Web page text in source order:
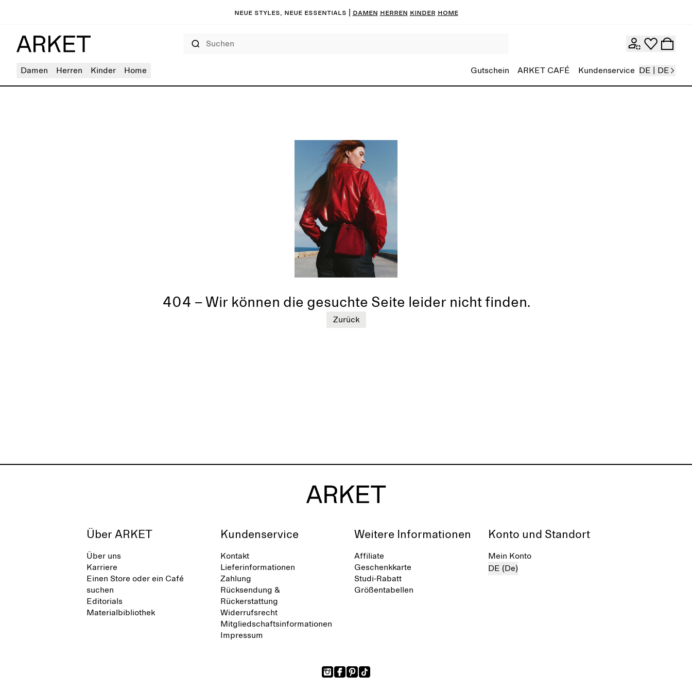
Neue Styles, neue Essentials | DAMEN HERREN KINDER HOME
Damen Herren Kinder Home Gutschein ARKET CAFÉ Kundenservice DE | DE
404 – Wir können die gesuchte Seite leider nicht finden.
Zurück
Über ARKET
Über uns
Karriere
Einen Store oder ein Café
suchen
Editorials
Materialbibliothek
Kundenservice
Kontakt
Lieferinformationen
Zahlung
Rücksendung &
Rückerstattung
Widerrufsrecht
Mitgliedschaftsinformationen
Impressum
Weitere Informationen
Affiliate
Geschenkkarte
Studi-Rabatt
Größentabellen
Konto und Standort
Mein Konto
DE (De)